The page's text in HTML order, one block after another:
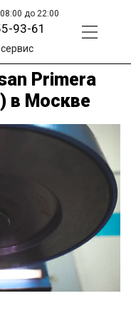
до 22:00
93-61
Primera
в Москве